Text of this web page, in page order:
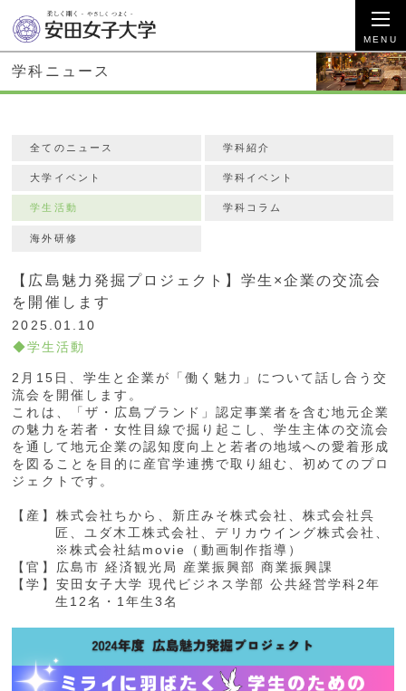
学科ニュース
全てのニュース 学科紹介
大学イベント 学科イベント
学生活動 学科コラム
海外研修
【広島魅力発掘プロジェクト】学生×企業の交流会
を開催します
2025.01.10
学生活動
2月15日、学生と企業が「働く魅力」について話し合う交
流会を開催します。
これは、「ザ・広島ブランド」認定事業者を含む地元企業
の魅力を若者・女性目線で掘り起こし、学生主体の交流会
を通して地元企業の認知度向上と若者の地域への愛着形成
を図ることを目的に産官学連携で取り組む、初めてのプロ
ジェクトです。
【産】株式会社ちから、新庄みそ株式会社、株式会社呉
匠、ユダ木工株式会社、デリカウイング株式会社、
※株式会社結movie（動画制作指導）
【官】広島市 経済観光局 産業振興部 商業振興課
【学】安田女子大学 現代ビジネス学部 公共経営学科2年
生12名・1年生3名